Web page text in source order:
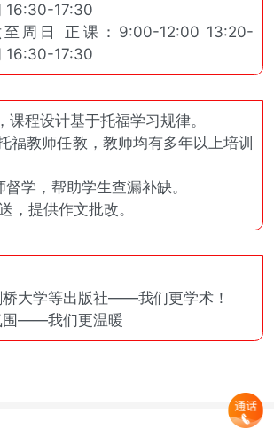
16:30-17:30
周日 正课：9:00-12:00 13:20-
16:30-17:30
课程设计基于托福学习规律。
福教师任教，教师均有多年以上培训
学，帮助学生查漏补缺。
，提供作文批改。
桥大学等出版社——我们更学术！
围——我们更温暖